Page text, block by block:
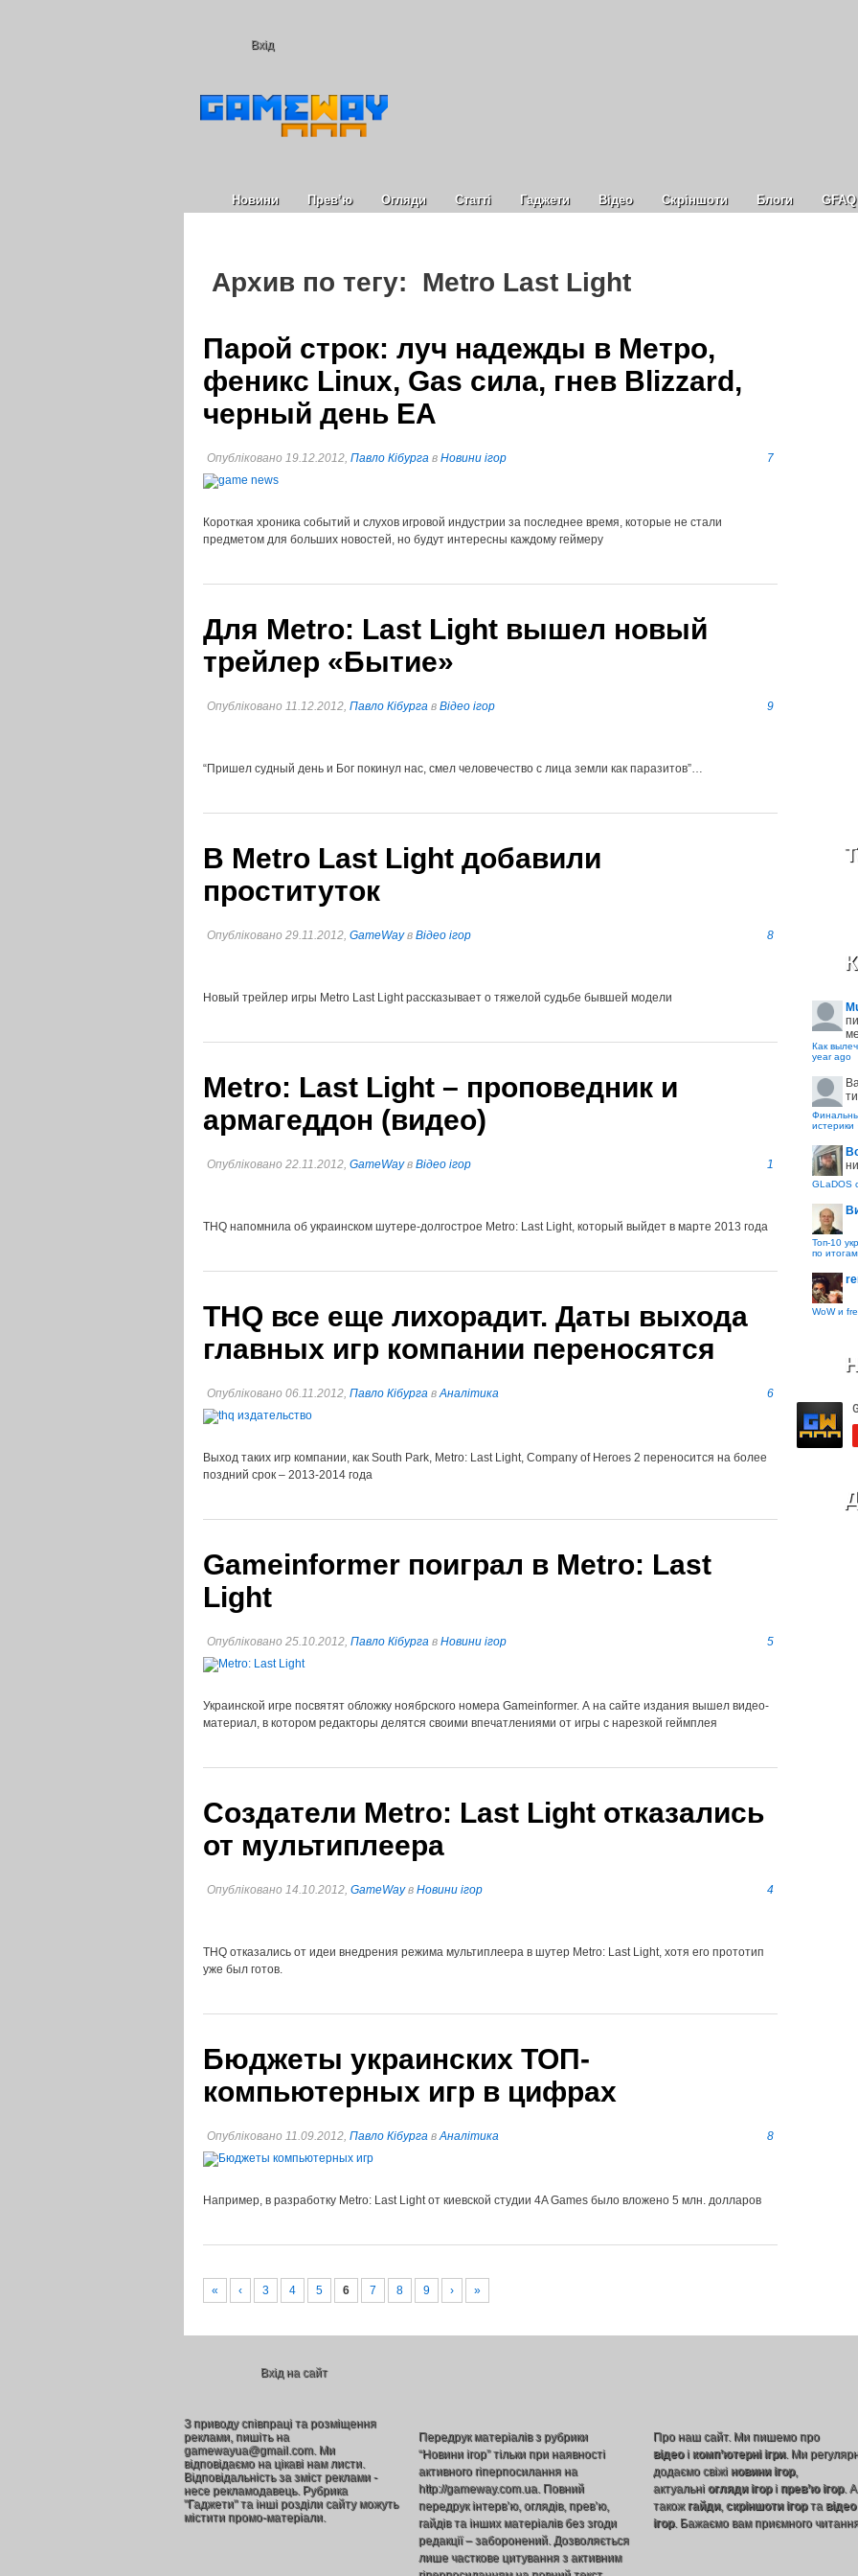
Вхід
Новини Прев’ю Огляди Статті Гаджети Відео Cкріншоти Блоги GFAQ
Архив по тегу: Metro Last Light
Парой строк: луч надежды в Метро,
феникс Linux, Gas сила, гнев Blizzard,
черный день EA
Опубліковано 19.12.2012, Павло Кібурга в Новини ігор 7
Короткая хроника событий и слухов игровой индустрии за последнее время, которые не стали
предметом для больших новостей, но будут интересны каждому геймеру
Для Metro: Last Light вышел новый
трейлер «Бытие»
Опубліковано 11.12.2012, Павло Кібурга в Відео ігор 9
“Пришел судный день и Бог покинул нас, смел человечество с лица земли как паразитов”…
В Metro Last Light добавили
проституток
Опубліковано 29.11.2012, GameWayв Відео ігор 8
Новый трейлер игры Metro Last Light рассказывает о тяжелой судьбе бывшей модели
Metro: Last Light – проповедник и
армагеддон (видео)
Опубліковано 22.11.2012, GameWayв Відео ігор 1
THQ напомнила об украинском шутере-долгострое Metro: Last Light, который выйдет в марте 2013 года
THQ все еще лихорадит. Даты выхода
главных игр компании переносятся
Опубліковано 06.11.2012, Павло Кібурга вАналітика 6
Выход таких игр компании, как South Park, Metro: Last Light, Company of Heroes 2 переносится на более
поздний срок – 2013-2014 года
Gameinformer поиграл в Metro: Last
Light
Опубліковано 25.10.2012, Павло Кібурга в Новини ігор 5
Украинской игре посвятят обложку ноябрского номера Gameinformer. А на сайте издания вышел видео-
материал, в котором редакторы делятся своими впечатлениями от игры с нарезкой геймплея
Создатели Metro: Last Light отказались
от мультиплеера
Опубліковано 14.10.2012, GameWayв Новини ігор 4
THQ отказались от идеи внедрения режима мультиплеера в шутер Metro: Last Light, хотя его прототип
уже был готов.
Бюджеты украинских ТОП-
компьютерных игр в цифрах
Опубліковано 11.09.2012, Павло Кібурга вАналітика 8
Например, в разработку Metro: Last Light от киевской студии 4A Games было вложено 5 млн. долларов
« ‹ 3 4 5 6 7 8 9 › »
Как
year ago
истерики
GLaDOS
Топ-10
по
WoW и
Вхід на сайт
З приводу співпраці та розміщення
реклами, пишіть на
gamewayua@gmail.com. Ми
відповідаємо на цікаві нам листи.
Відповідальність за зміст реклами -
несе рекламодавець. Рубрика
"Гаджети" та інші розділи сайту можуть
містити промо-матеріали.
Передрук матеріалів з рубрики
“Новини ігор” тільки при наявності
активного гіперпосилання на
http://gameway.com.ua. Повний
передрук інтерв’ю, оглядів, прев’ю,
гайдів та інших матеріалів без згоди
редакції – заборонений. Дозволяється
лише часткове цитування з активним
Про наш сайт. Ми пишемо про
відеоі комп’ютерні ігри. Ми
додаємо свіжі новини ігор,
актуальні огляди ігорі прев’ю ігор. А
також гайди, скріншоти ігорта відео
ігор. Бажаємо вам приємного